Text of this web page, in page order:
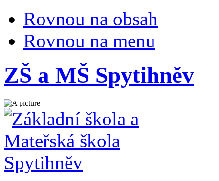
Rovnou na obsah
Rovnou na menu
ZŠ a MŠ Spytihněv